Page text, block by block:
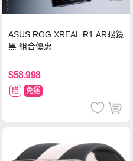
ASUS ROG XREAL R1 AR眼鏡
黑 組合優惠
$58,998
贈 免運